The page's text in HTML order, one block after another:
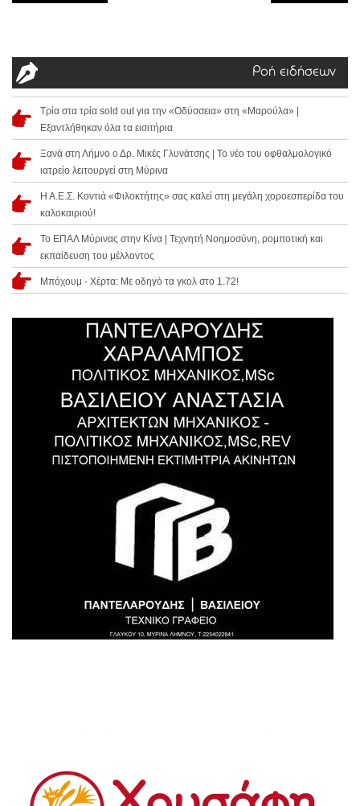
Ροή ειδήσεων
Τρία στα τρία sold out για την «Οδύσσεια» στη «Μαρούλα» |
Εξαντλήθηκαν όλα τα εισιτήρια
Ξανά στη Λήμνο ο Δρ. Μικές Γλυνάτσης | Το νέο του οφθαλμολογικό
ιατρείο λειτουργεί στη Μύρινα
Η Α.Ε.Σ. Κοντιά «Φιλοκτήτης» σας καλεί στη μεγάλη χοροεσπερίδα του
καλοκαιριού!
Το ΕΠΑΛ Μύρινας στην Κίνα | Τεχνητή Νοημοσύνη, ρομποτική και
εκπαίδευση του μέλλοντος
Μπόχουμ - Χέρτα: Με οδηγό τα γκολ στο 1.72!